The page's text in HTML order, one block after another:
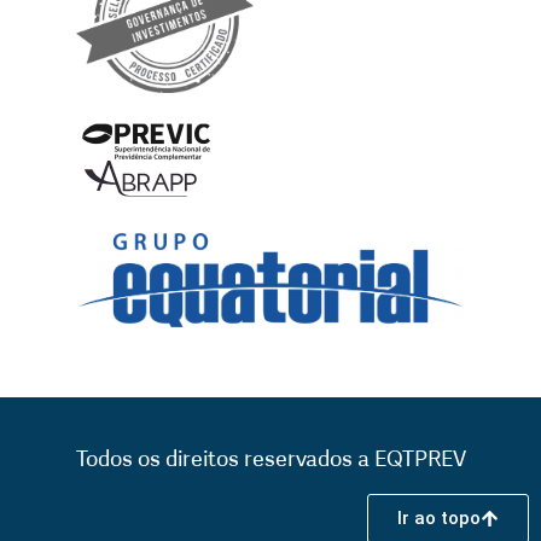
Todos os direitos reservados a EQTPREV
Ir ao topo